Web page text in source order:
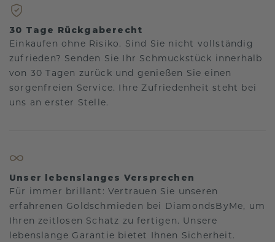
30 Tage Rückgaberecht
Einkaufen ohne Risiko. Sind Sie nicht vollständig
zufrieden? Senden Sie Ihr Schmuckstück innerhalb
von 30 Tagen zurück und genießen Sie einen
sorgenfreien Service. Ihre Zufriedenheit steht bei
uns an erster Stelle.
Unser lebenslanges Versprechen
Für immer brillant: Vertrauen Sie unseren
erfahrenen Goldschmieden bei DiamondsByMe, um
Ihren zeitlosen Schatz zu fertigen. Unsere
lebenslange Garantie bietet Ihnen Sicherheit.